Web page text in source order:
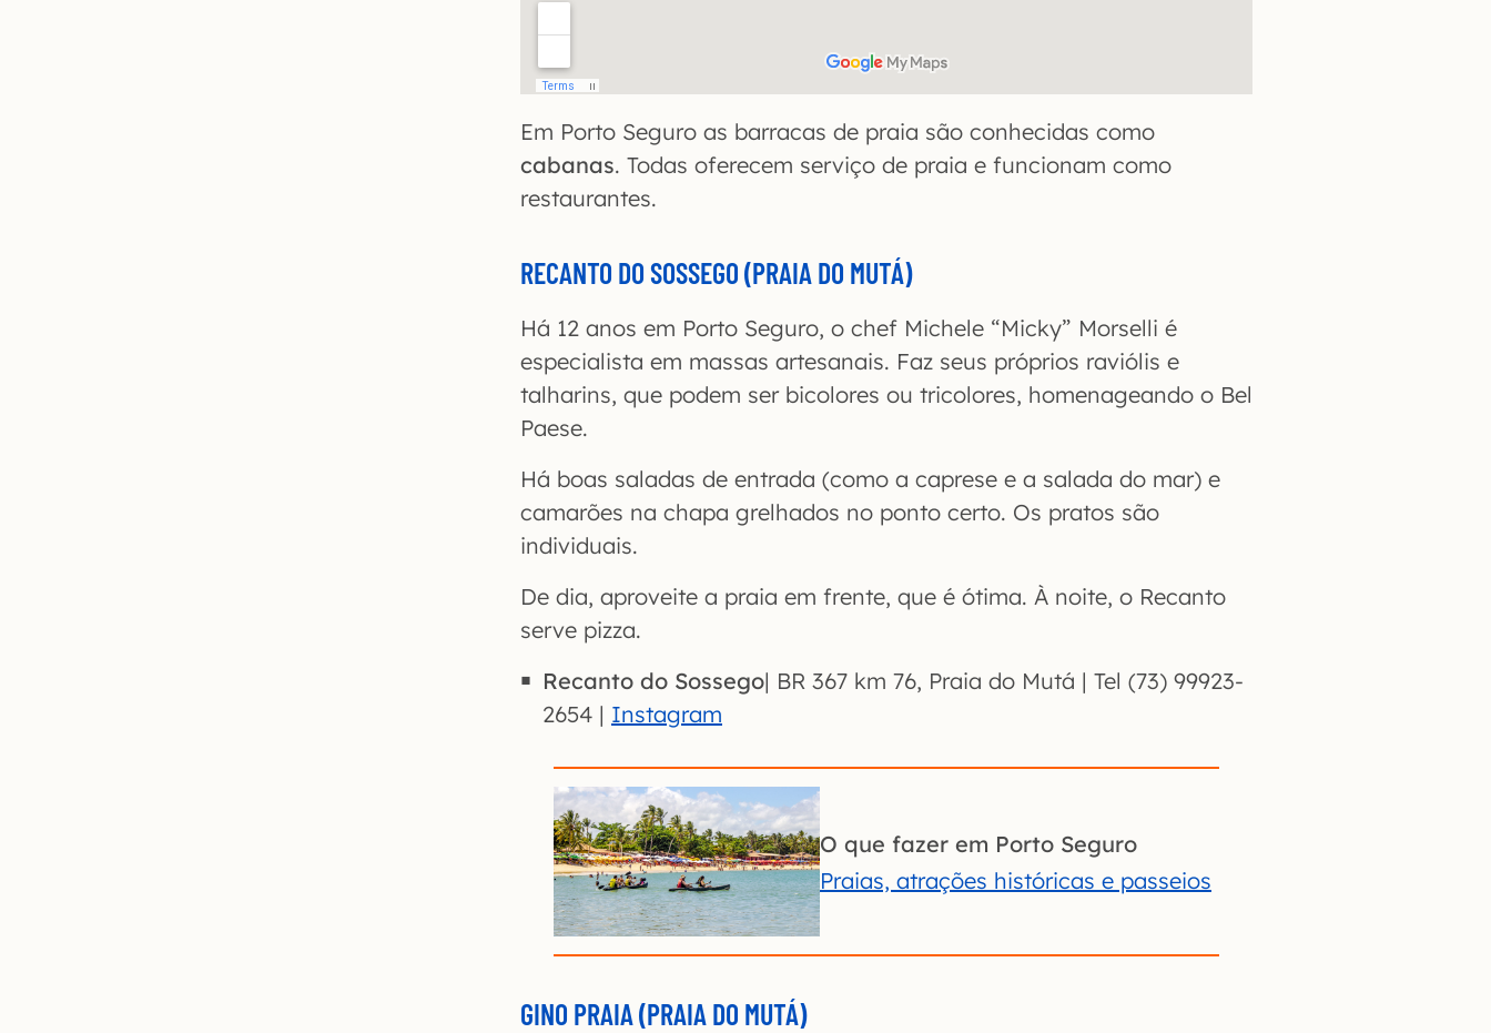
Em Porto Seguro as barracas de praia são conhecidas como
cabanas. Todas oferecem serviço de praia e funcionam como
restaurantes.
RECANTO DO SOSSEGO (PRAIA DO MUTÁ)
Há 12 anos em Porto Seguro, o chef Michele “Micky” Morselli é
especialista em massas artesanais. Faz seus próprios raviólis e
talharins, que podem ser bicolores ou tricolores, homenageando o Bel
Paese.
Há boas saladas de entrada (como a caprese e a salada do mar) e
camarões na chapa grelhados no ponto certo. Os pratos são
individuais.
De dia, aproveite a praia em frente, que é ótima. À noite, o Recanto
serve pizza.
Recanto do Sossego| BR 367 km 76, Praia do Mutá | Tel (73) 99923-
2654 | Instagram
O que fazer em Porto Seguro
Praias, atrações históricas e passeios
GINO PRAIA (PRAIA DO MUTÁ)